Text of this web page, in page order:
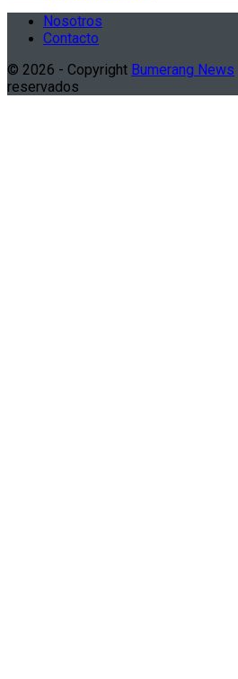
Nosotros
Contacto
© 2026 - Copyright Bumerang News
reservados